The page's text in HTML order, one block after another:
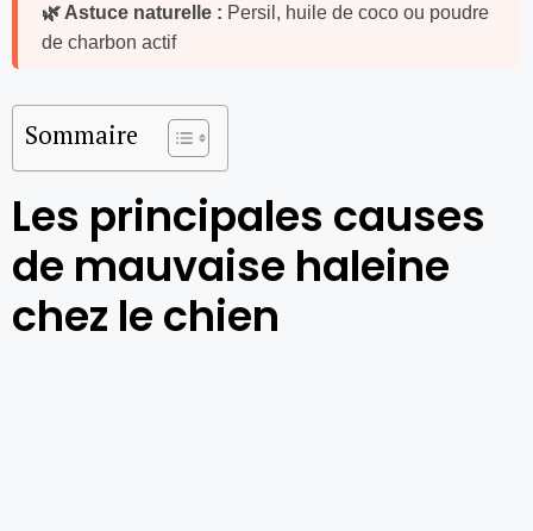
🌿 Astuce naturelle : Persil, huile de coco ou poudre
de charbon actif
Sommaire
Les principales causes
de mauvaise haleine
chez le chien